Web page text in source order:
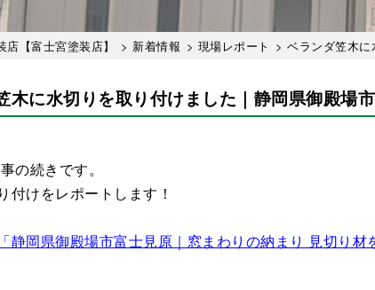
【富士宮塗装店】 > 新着情報 > 現場レポート > ベランダ笠木
木に水切りを取り付けました｜静岡県御殿場
の続きです。
付けをレポートします！
「静岡県御殿場市富士見原｜窓まわりの納まり 見切り材